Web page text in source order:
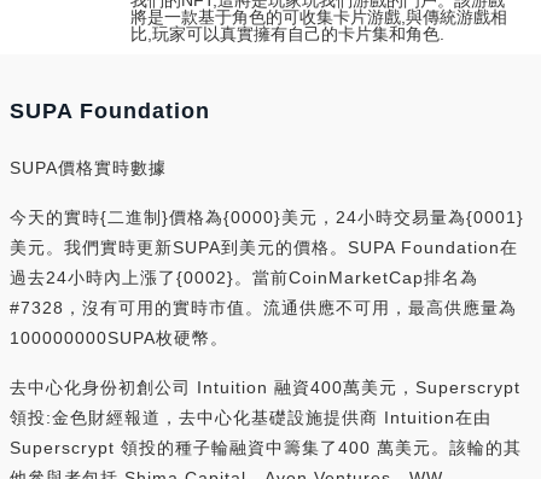
將是一款基于角色的可收集卡片游戲,與傳統游戲相
比,玩家可以真實擁有自己的卡片集和角色.
SUPA Foundation
SUPA價格實時數據
今天的實時{二進制}價格為{0000}美元，24小時交易量為{0001}
美元。我們實時更新SUPA到美元的價格。SUPA Foundation在
過去24小時內上漲了{0002}。當前CoinMarketCap排名為
#7328，沒有可用的實時市值。流通供應不可用，最高供應量為
100000000SUPA枚硬幣。
去中心化身份初創公司 Intuition 融資400萬美元，Superscrypt
領投:金色財經報道，去中心化基礎設施提供商 Intuition在由
Superscrypt 領投的種子輪融資中籌集了400 萬美元。該輪的其